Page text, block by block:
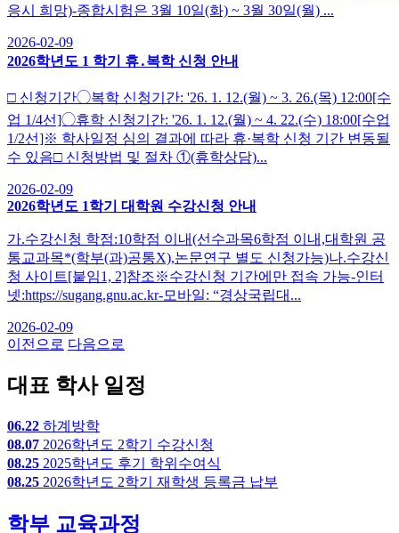
응시 희망)-종합시험은 3월 10일(화) ~ 3월 30일(월) ...
2026-02-09
2026학년도 1 학기 휴․복학 신청 안내
□ 신청기간◯복학 신청기간: '26. 1. 12.(월) ~ 3. 26.(목) 12:00[수
업 1/4선]◯휴학 신청기간: '26. 1. 12.(월) ~ 4. 22.(수) 18:00[수업
1/2선]※ 학사일정 심의 결과에 따라 휴·복학 신청 기간 변동될
수 있음□ 신청방법 및 절차 ①(휴학상담)...
2026-02-09
2026학년도 1학기 대학원 수강신청 안내
가.수강신청 학점:10학점 이내(선수과목6학점 이내,대학원 공
통교과목*(학부(과)공통X),논문연구 별도 신청가능)나.수강신
청 사이트[붙임1, 2]참조※수강신청 기간에만 접속 가능-인터
넷:https://sugang.gnu.ac.kr-모바일: “경상국립대...
2026-02-09
이전으로 다음으로
대표 학사 일정
06.22 하계방학
08.07 2026학년도 2학기 수강신청
08.25 2025학년도 후기 학위수여식
08.25 2026학년도 2학기 재학생 등록금 납부
학부 교육과정